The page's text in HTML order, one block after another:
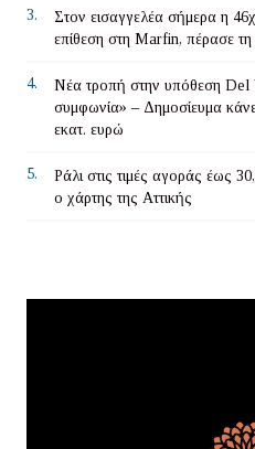
3.
Στον εισαγγελέα σήμερα η
επίθεση στη Marfin, πέρασε
4.
Νέα τροπή στην υπόθεση
συμφωνία» – Δημοσίευμα
εκατ. ευρώ
5.
Ράλι στις τιμές αγοράς έως
ο χάρτης της Αττικής